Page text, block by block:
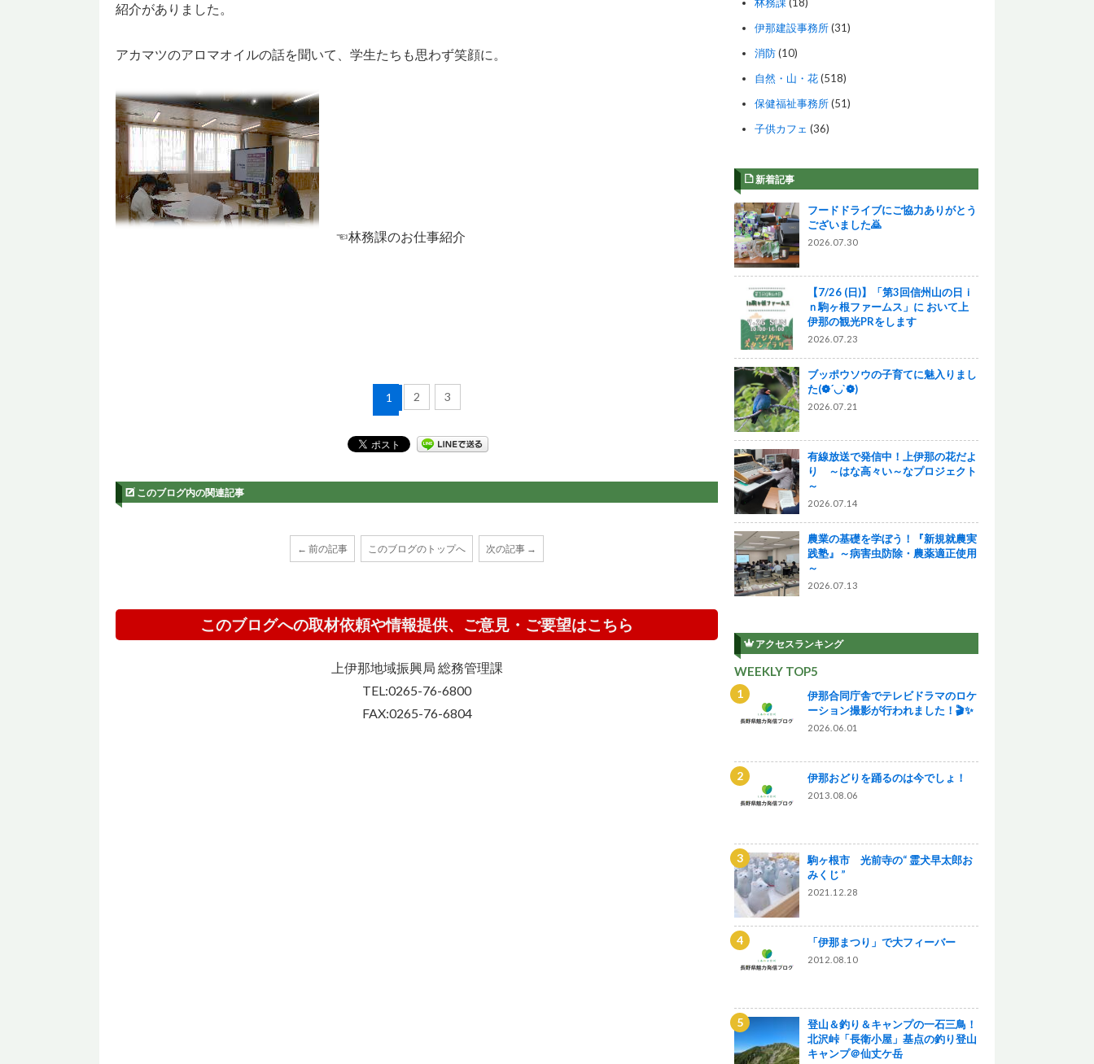
紹介がありました。
アカマツのアロマオイルの話を聞いて、学生たちも思わず笑顔に。
☜林務課のお仕事紹介
1 2 3
このブログ内の関連記事
← 前の記事 このブログのトップへ 次の記事 →
このブログへの取材依頼や情報提供、ご意見・ご要望はこちら
上伊那地域振興局 総務管理課
TEL:0265-76-6800
FAX:0265-76-6804
伊那建設事務所(31)
消防(10)
自然・山・花(518)
保健福祉事務所(51)
子供カフェ (36)
新着記事
フードドライブにご協力ありがとう
ございました🙇
2026.07.30
【7/26 (日)】「第3回信州山の日ｉ
ｎ駒ヶ根ファームス」に おいて上
伊那の観光PRをします
2026.07.23
ブッポウソウの子育てに魅入りまし
た(❁´◡`❁)
2026.07.21
有線放送で発信中！上伊那の花だよ
り ～はな高々い～なプロジェクト
～
2026.07.14
農業の基礎を学ぼう！『新規就農実
践塾』～病害虫防除・農薬適正使用
～
2026.07.13
アクセスランキング
WEEKLY TOP5
伊那合同庁舎でテレビドラマのロケ
ーション撮影が行われました！🎬✨
2026.06.01
伊那おどりを踊るのは今でしょ！
2013.08.06
駒ヶ根市 光前寺の“ 霊犬早太郎お
みくじ ”
2021.12.28
「伊那まつり」で大フィーバー
2012.08.10
登山＆釣り＆キャンプの一石三鳥！
北沢峠「長衛小屋」基点の釣り登山
キャンプ＠仙丈ケ岳